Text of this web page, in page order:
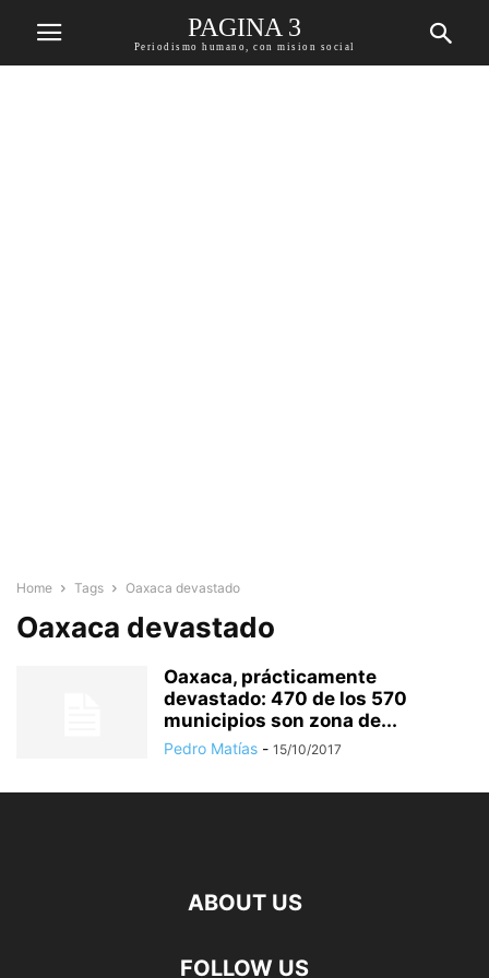
PAGINA 3
Periodismo humano, con mision social
Home Tags Oaxaca devastado
Oaxaca devastado
Oaxaca, prácticamente
devastado: 470 de los 570
municipios son zona de...
Pedro Matías - 15/10/2017
ABOUT US
FOLLOW US